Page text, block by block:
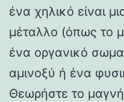
ένα χηλικό είναι
μέταλλο (όπως το
ένα οργανικό
αμινοξύ ή ένα
Θεωρήστε το